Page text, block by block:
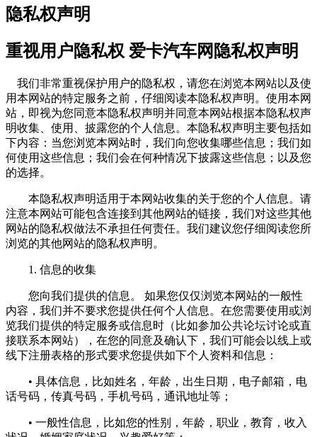
隐私权声明
重视用户隐私权 爱卡汽车网隐私权声明
我们非常重视保护用户的隐私权，请您在浏览本网站以及使
用本网站的特定服务之前，仔细阅读本隐私权声明。使用本网
站，即视为您同意本隐私权声明并同意本网站根据本隐私权声
明收集、使用、披露您的个人信息。本隐私权声明主要包括如
下内容：当您浏览本网站时，我们向您收集哪些信息；我们如
何使用这些信息；我们会在何种情况下披露这些信息；以及您
的选择。
本隐私权声明适用于本网站收集的关于您的个人信息。请
注意本网站可能包含连接到其他网站的链接，我们对这些其他
网站的隐私权做法不承担任何责任。我们建议您仔细阅读您所
浏览的其他网站的隐私权声明。
1. 信息的收集
您向我们提供的信息。 如果您仅仅浏览本网站的一般性
内容，我们并不要求您提供任何个人信息。在您需要使用或浏
览我们提供的特定服务或信息时（比如参加公共论坛讨论或直
接联系本网站），在您的同意及确认下，我们可能会以线上或
线下注册表格的形式要求您提供如下个人资料和信息：
• 具体信息，比如姓名，年龄，出生日期，电子邮箱，电
话号码，传真号码，手机号码，通讯地址等；
• 一般性信息，比如您的性别，年龄，职业，教育，收入